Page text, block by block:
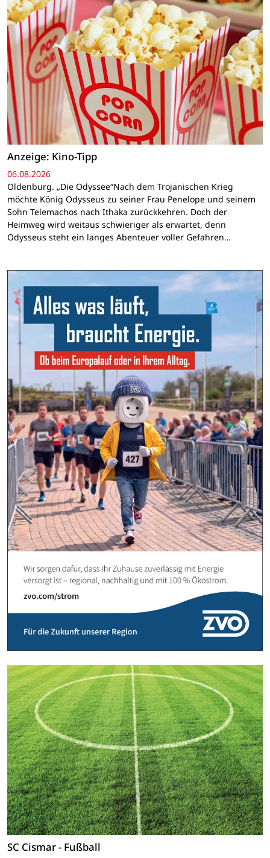
Anzeige: Kino-Tipp
06.08.2026
Oldenburg. „Die Odyssee“Nach dem Trojanischen Krieg
möchte König Odysseus zu seiner Frau Penelope und seinem
Sohn Telemachos nach Ithaka zurückkehren. Doch der
Heimweg wird weitaus schwieriger als erwartet, denn
Odysseus steht ein langes Abenteuer voller Gefahren…
SC Cismar - Fußball